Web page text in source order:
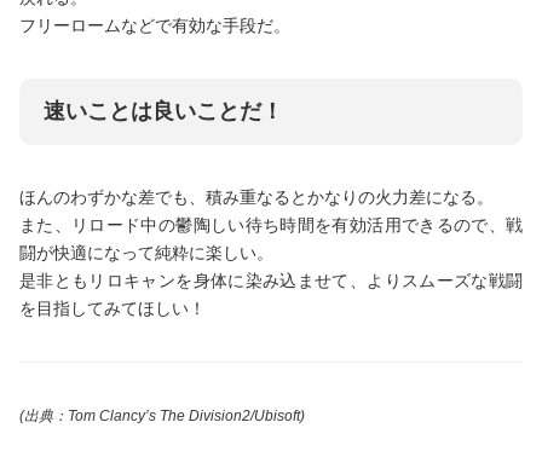
フリーロームなどで有効な手段だ。
速いことは良いことだ！
ほんのわずかな差でも、積み重なるとかなりの火力差になる。
また、リロード中の鬱陶しい待ち時間を有効活用できるので、戦
闘が快適になって純粋に楽しい。
是非ともリロキャンを身体に染み込ませて、よりスムーズな戦闘
を目指してみてほしい！
(出典：Tom Clancy’s The Division2/Ubisoft)